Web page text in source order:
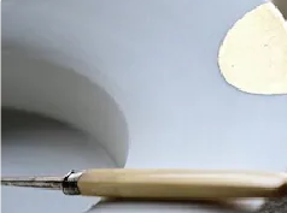
鋳物 Cast Metal
香 Insence
その他工芸 e.t.c